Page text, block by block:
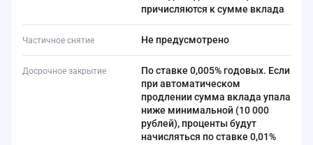
причисляются к сумме вклада
Частичное снятие Не предусмотрено
Досрочное закрытие
По ставке 0,005% годовых. Если
при автоматическом
продлении сумма вклада упала
ниже минимальной (10 000
рублей), проценты будут
начисляться по ставке 0,01%